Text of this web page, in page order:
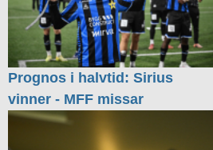
Prognos i halvtid: Sirius
vinner - MFF missar